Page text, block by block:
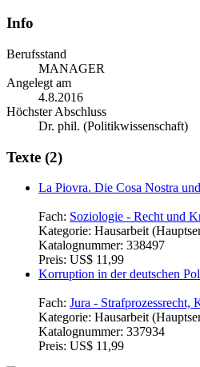
Info
Berufsstand
MANAGER
Angelegt am
4.8.2016
Höchster Abschluss
Dr. phil. (Politikwissenschaft)
Texte (2)
La Piovra. Die Cosa Nostra
Fach: Soziologie - Recht und
Kategorie: Hausarbeit
Katalognummer: 338497
Preis: US$ 11,99
Korruption in der deutschen
Fach: Jura -
Kategorie: Hausarbeit
Katalognummer: 337934
Preis: US$ 11,99